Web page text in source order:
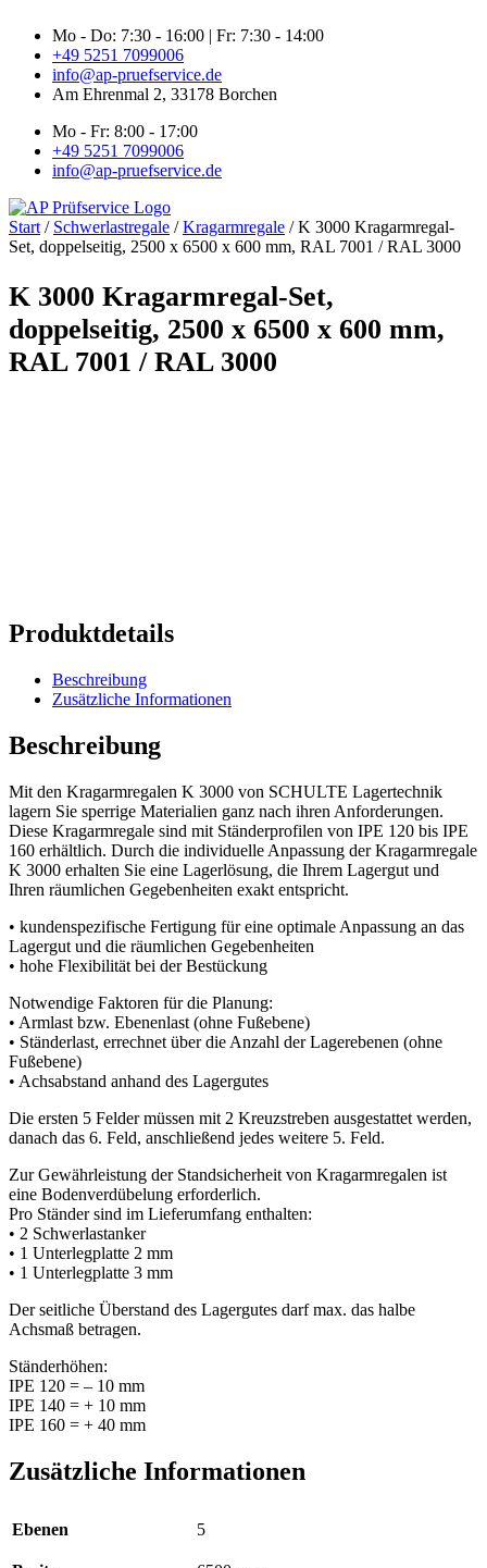
Inhalt
springen
Mo - Do: 7:30 - 16:00 | Fr: 7:30 - 14:00
+49 5251 7099006
info@ap-pruefservice.de
Am Ehrenmal 2, 33178 Borchen
Mo - Fr: 8:00 - 17:00
+49 5251 7099006
info@ap-pruefservice.de
Start / Schwerlastregale /Kragarmregale / K 3000 Kragarmregal-
Set, doppelseitig, 2500 x 6500 x 600 mm, RAL 7001 / RAL 3000
K 3000 Kragarmregal-Set,
doppelseitig, 2500 x 6500 x 600 mm,
RAL 7001 / RAL 3000
Produktdetails
Beschreibung
Zusätzliche Informationen
Beschreibung
Mit den Kragarmregalen K 3000 von SCHULTE Lagertechnik
lagern Sie sperrige Materialien ganz nach ihren Anforderungen.
Diese Kragarmregale sind mit Ständerprofilen von IPE 120 bis IPE
160 erhältlich. Durch die individuelle Anpassung der Kragarmregale
K 3000 erhalten Sie eine Lagerlösung, die Ihrem Lagergut und
Ihren räumlichen Gegebenheiten exakt entspricht.
• kundenspezifische Fertigung für eine optimale Anpassung an das
Lagergut und die räumlichen Gegebenheiten
• hohe Flexibilität bei der Bestückung
Notwendige Faktoren für die Planung:
• Armlast bzw. Ebenenlast (ohne Fußebene)
• Ständerlast, errechnet über die Anzahl der Lagerebenen (ohne
Fußebene)
• Achsabstand anhand des Lagergutes
Die ersten 5 Felder müssen mit 2 Kreuzstreben ausgestattet werden,
danach das 6. Feld, anschließend jedes weitere 5. Feld.
Zur Gewährleistung der Standsicherheit von Kragarmregalen ist
eine Bodenverdübelung erforderlich.
Pro Ständer sind im Lieferumfang enthalten:
• 2 Schwerlastanker
• 1 Unterlegplatte 2 mm
• 1 Unterlegplatte 3 mm
Der seitliche Überstand des Lagergutes darf max. das halbe
Achsmaß betragen.
Ständerhöhen:
IPE 120 = – 10 mm
IPE 140 = + 10 mm
IPE 160 = + 40 mm
Zusätzliche Informationen
Ebenen 5